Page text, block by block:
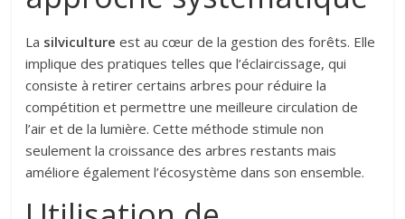
La silviculture est au cœur de la gestion des forêts. Elle
implique des pratiques telles que l’éclaircissage, qui
consiste à retirer certains arbres pour réduire la
compétition et permettre une meilleure circulation de
l’air et de la lumière. Cette méthode stimule non
seulement la croissance des arbres restants mais
améliore également l’écosystème dans son ensemble.